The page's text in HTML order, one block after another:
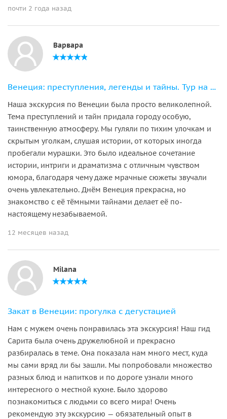
почти 2 года назад
Варвара
Венеция: преступления, легенды и тайны. Тур на закате
Наша экскурсия по Венеции была просто великолепной.
Тема преступлений и тайн придала городу особую,
таинственную атмосферу. Мы гуляли по тихим улочкам и
скрытым уголкам, слушая истории, от которых иногда
пробегали мурашки. Это было идеальное сочетание
истории, интриги и драматизма с отличным чувством
юмора, благодаря чему даже мрачные сюжеты звучали
очень увлекательно. Днём Венеция прекрасна, но
знакомство с её тёмными тайнами делает её по-
настоящему незабываемой.
12 месяцев назад
Milana
Закат в Венеции: прогулка с дегустацией
Нам с мужем очень понравилась эта экскурсия! Наш гид
Сарита была очень дружелюбной и прекрасно
разбиралась в теме. Она показала нам много мест, куда
мы сами вряд ли бы зашли. Мы попробовали множество
разных блюд и напитков и по дороге узнали много
интересного о местной кухне. Было здорово
познакомиться с людьми со всего мира! Очень
рекомендую эту экскурсию — обязательный опыт в